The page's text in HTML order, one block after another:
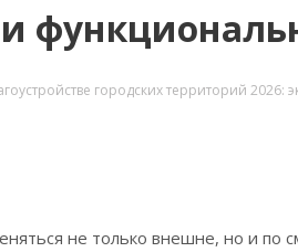
и
городских территорий
не только внешне, но и по